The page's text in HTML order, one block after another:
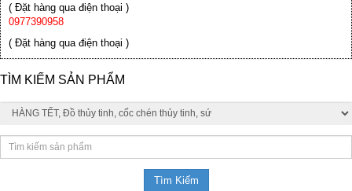
( Đặt hàng qua điện thoại )
0977390958
( Đặt hàng qua điện thoại )
TÌM KIẾM SẢN PHẨM